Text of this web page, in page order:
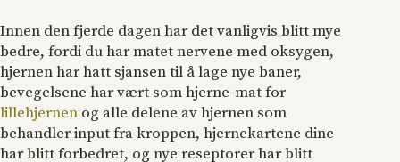
Innen den fjerde dagen har det vanligvis blitt mye
bedre, fordi du har matet nervene med oksygen,
hjernen har hatt sjansen til å lage nye baner,
bevegelsene har vært som hjerne-mat for
lillehjernen og alle delene av hjernen som
behandler input fra kroppen, hjernekartene dine
har blitt forbedret, og nye reseptorer har blitt